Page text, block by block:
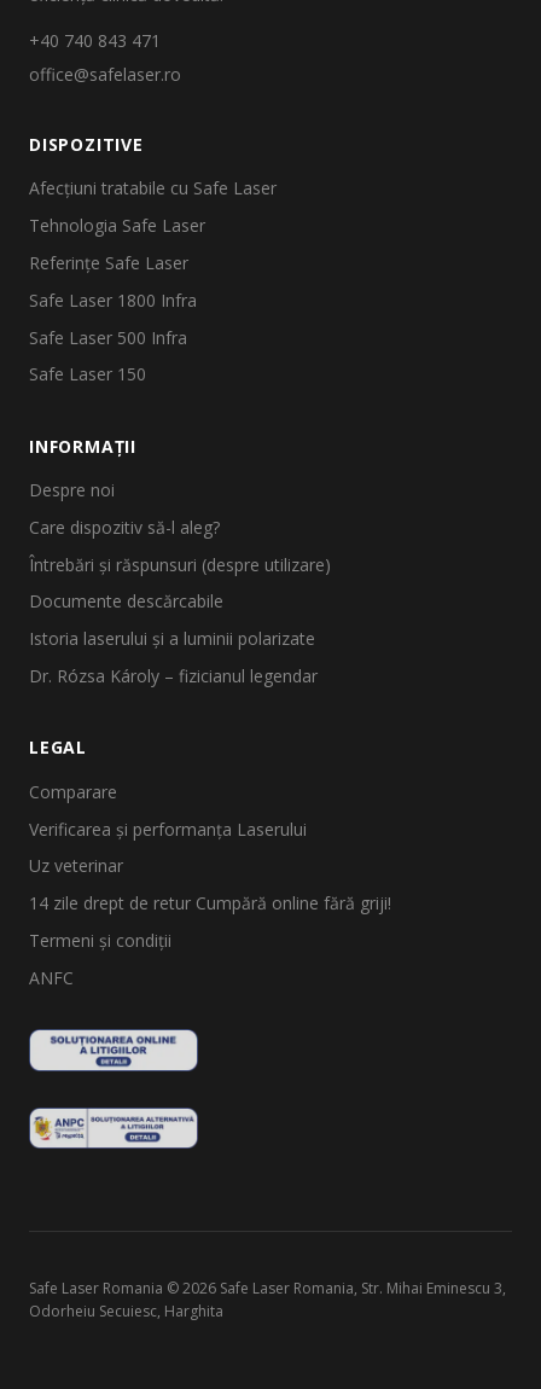
+40 740 843 471
office@safelaser.ro
DISPOZITIVE
Afecțiuni tratabile cu Safe Laser
Tehnologia Safe Laser
Referințe Safe Laser
Safe Laser 1800 Infra
Safe Laser 500 Infra
Safe Laser 150
INFORMAȚII
Despre noi
Care dispozitiv să-l aleg?
Întrebări și răspunsuri (despre utilizare)
Documente descărcabile
Istoria laserului și a luminii polarizate
Dr. Rózsa Károly – fizicianul legendar
LEGAL
Comparare
Verificarea și performanța Laserului
Uz veterinar
14 zile drept de retur Cumpără online fără griji!
Termeni şi condiții
ANFC
Safe Laser Romania © 2026 Safe Laser Romania, Str. Mihai Eminescu 3,
Odorheiu Secuiesc, Harghita